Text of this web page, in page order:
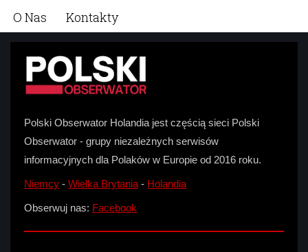
O Nas Kontakty
Polski Obserwator Holandia jest częścią sieci Polski
Obserwator - grupy niezależnych serwisów
informacyjnych dla Polaków w Europie od 2016 roku.
Niemcy - Wielka Brytania - Holandia
Obserwuj nas: Facebook